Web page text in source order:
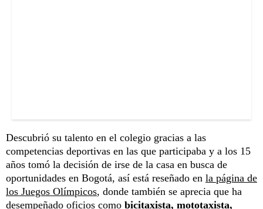
Descubrió su talento en el colegio gracias a las
competencias deportivas en las que participaba y a los 15
años tomó la decisión de irse de la casa en busca de
oportunidades en Bogotá, así está reseñado en la página de
los Juegos Olímpicos, donde también se aprecia que ha
desempeñado oficios como bicitaxista, mototaxista,